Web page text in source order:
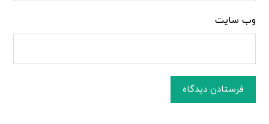
وب‌ سایت
فرستادن دیدگاه